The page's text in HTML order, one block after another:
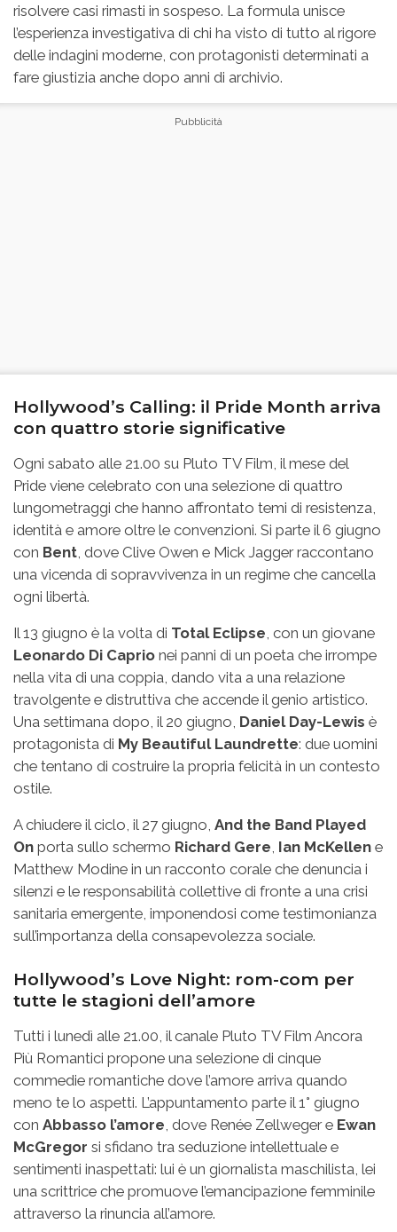
risolvere casi rimasti in sospeso. La formula unisce
l’esperienza investigativa di chi ha visto di tutto al rigore
delle indagini moderne, con protagonisti determinati a
fare giustizia anche dopo anni di archivio.
Hollywood’s Calling: il Pride Month arriva
con quattro storie significative
Ogni sabato alle 21.00 su Pluto TV Film, il mese del
Pride viene celebrato con una selezione di quattro
lungometraggi che hanno affrontato temi di resistenza,
identità e amore oltre le convenzioni. Si parte il 6 giugno
con Bent , dove Clive Owen e Mick Jagger raccontano
una vicenda di sopravvivenza in un regime che cancella
ogni libertà.
Il 13 giugno è la volta di Total Eclipse , con un giovane
Leonardo Di Caprio nei panni di un poeta che irrompe
nella vita di una coppia, dando vita a una relazione
travolgente e distruttiva che accende il genio artistico.
Una settimana dopo, il 20 giugno, Daniel Day-Lewis è
protagonista di My Beautiful Laundrette: due uomini
che tentano di costruire la propria felicità in un contesto
ostile.
A chiudere il ciclo, il 27 giugno, And the Band Played
On porta sullo schermo Richard Gere Ian McKellen e
Matthew Modine in un racconto corale che denuncia i
silenzi e le responsabilità collettive di fronte a una crisi
sanitaria emergente, imponendosi come testimonianza
sull’importanza della consapevolezza sociale.
Hollywood’s Love Night: rom-com per
tutte le stagioni dell’amore
Tutti i lunedì alle 21.00, il canale Pluto TV Film Ancora
Più Romantici propone una selezione di cinque
commedie romantiche dove l’amore arriva quando
meno te lo aspetti. L’appuntamento parte il 1° giugno
con Abbasso l’amore , dove Renée Zellweger e Ewan
McGregor si sfidano tra seduzione intellettuale e
sentimenti inaspettati: lui è un giornalista maschilista, lei
una scrittrice che promuove l’emancipazione femminile
attraverso la rinuncia all’amore.